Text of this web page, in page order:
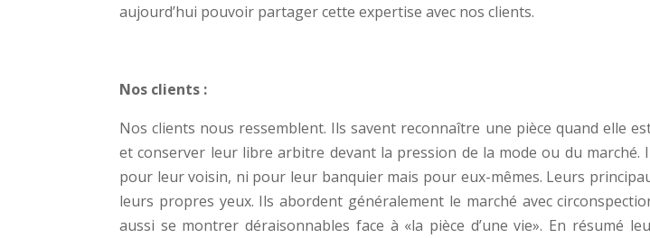
aujourd’hui pouvoir partager cette expertise avec nos clients.
Nos clients :
Nos clients nous ressemblent. Ils savent reconnaître une pièce quand elle
et conserver leur libre arbitre devant la pression de la mode ou du marché.
pour leur voisin, ni pour leur banquier mais pour eux-mêmes. Leurs
leurs propres yeux. Ils abordent généralement le marché avec
aussi se montrer déraisonnables face à «la pièce d’une vie». En résumé